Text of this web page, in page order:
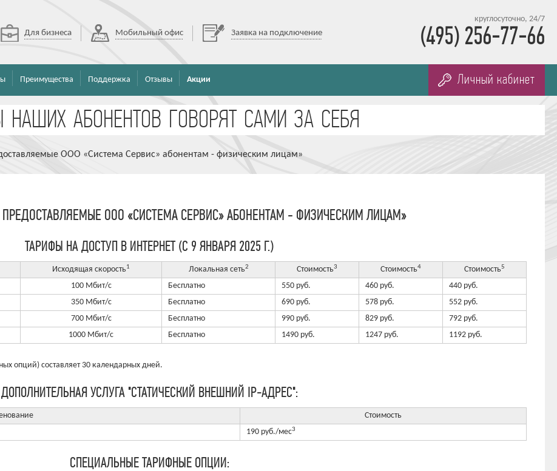
круглосуточно, 24/7
(495) 256-77-66
Для бизнеса Мобильный офис Заявка на подключение
Преимущества Поддержка Отзывы Акции Личный кабинет
ООО «Система Сервис» абонентам - физическим лицам»
ООО «СИСТЕМА СЕРВИС» АБОНЕНТАМ - ФИЗИЧЕСКИМ ЛИЦАМ»
ТАРИФЫ НА ДОСТУП В ИНТЕРНЕТ (С 9 ЯНВАРЯ 2025 Г.)
Исходящая cкорость1 Локальная сеть2 Стоимость3 Стоимость4 Стоимость5
100 Мбит/с Бесплатно 550 руб. 460 руб.
440 руб.
350 Мбит/с Бесплатно 690 руб. 578 руб.
552 руб.
700 Мбит/с Бесплатно 990 руб. 829 руб.
792 руб.
1000 Мбит/с Бесплатно 1490 руб. 1247 руб. 1192 руб.
опций) составляет 30 календарных дней.
ДОПОЛНИТЕЛЬНАЯ УСЛУГА "CТАТИЧЕСКИЙ ВНЕШНИЙ IP-АДРЕС":
Стоимость
190 руб./мес3
СПЕЦИАЛЬНЫЕ ТАРИФНЫЕ ОПЦИИ: